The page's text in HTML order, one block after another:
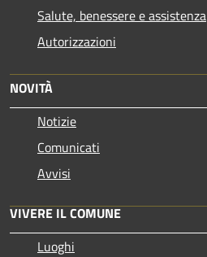
Salute, benessere e assistenza
Autorizzazioni
NOVITÀ
Notizie
Comunicati
Avvisi
VIVERE IL COMUNE
Luoghi